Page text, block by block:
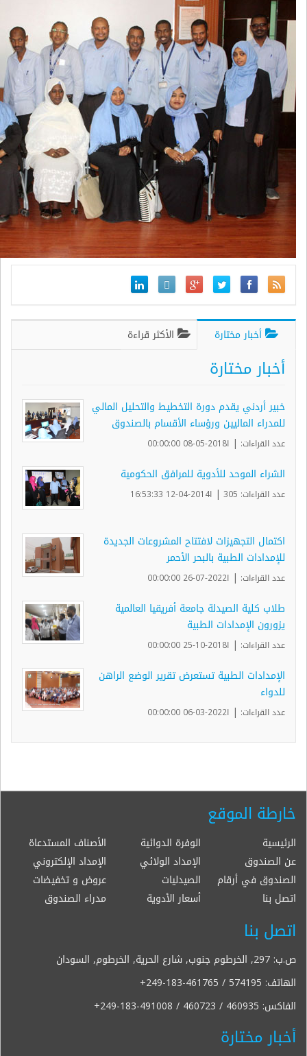
أخبار مختارة الأكثر قراءة
أخبار مختارة
خبير أردني يقدم دورة التخطيط والتحليل المالي
للمدراء الماليين ورؤساء الأقسام بالصندوق
عدد القراءات: | ا2018-05-08 00:00:00
الشراء الموحد للأدوية للمرافق الحكومية
عدد القراءات: 305 | ا2014-04-12 16:53:33
اكتمال التجهيزات لافتتاح المشروعات الجديدة
للإمدادات الطبية بالبحر الأحمر
عدد القراءات: | ا2022-07-26 00:00:00
طلاب كلية الصيدلة جامعة أفريقيا العالمية
يزورون الإمدادات الطبية
عدد القراءات: | ا2018-10-25 00:00:00
الإمدادات الطبية تستعرض تقرير الوضع الراهن
للدواء
عدد القراءات: | ا2022-03-06 00:00:00
خارطة الموقع
الرئيسية الوفرة الدوائية
الأصناف المستدعاة
عن الصندوق
الإمداد الولائي
الإمداد الإلكتروني
الصندوق في أرقام
الصيدليات
عروض و تخفيضات
اتصل بنا
أسعار الأدوية مدراء الصندوق
اتصل بنا
ص.ب: 297, الخرطوم جنوب, شارع الحرية, الخرطوم, السودان
الهاتف: +249-183-461765 / 574195
الفاكس: +249-183-491008 / 460723 / 460935
أخبار مختارة